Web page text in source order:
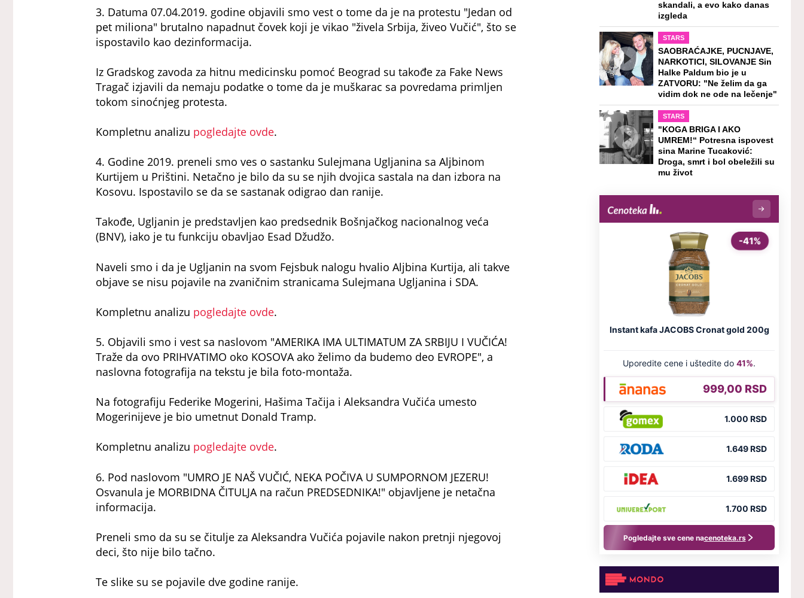
3. Datuma 07.04.2019. godine objavili smo vest o tome da je na protestu "Jedan od
pet miliona" brutalno napadnut čovek koji je vikao "živela Srbija, živeo Vučić", što se
ispostavilo kao dezinformacija.
Iz Gradskog zavoda za hitnu medicinsku pomoć Beograd su takođe za Fake News
Tragač izjavili da nemaju podatke o tome da je muškarac sa povredama primljen
tokom sinoćnjeg protesta.
Kompletnu analizu pogledajte ovde.
4. Godine 2019. preneli smo ves o sastanku Sulejmana Ugljanina sa Aljbinom
Kurtijem u Prištini. Netačno je bilo da su se njih dvojica sastala na dan izbora na
Kosovu. Ispostavilo se da se sastanak odigrao dan ranije.
Takođe, Ugljanin je predstavljen kao predsednik Bošnjačkog nacionalnog veća
(BNV), iako je tu funkciju obavljao Esad Džudžo.
Naveli smo i da je Ugljanin na svom Fejsbuk nalogu hvalio Aljbina Kurtija, ali takve
objave se nisu pojavile na zvaničnim stranicama Sulejmana Ugljanina i SDA.
Kompletnu analizu pogledajte ovde.
5. Objavili smo i vest sa naslovom "AMERIKA IMA ULTIMATUM ZA SRBIJU I VUČIĆA!
Traže da ovo PRIHVATIMO oko KOSOVA ako želimo da budemo deo EVROPE", a
naslovna fotografija na tekstu je bila foto-montaža.
Na fotografiju Federike Mogerini, Hašima Tačija i Aleksandra Vučića umesto
Mogerinijeve je bio umetnut Donald Tramp.
Kompletnu analizu pogledajte ovde.
6. Pod naslovom "UMRO JE NAŠ VUČIĆ, NEKA POČIVA U SUMPORNOM JEZERU!
Osvanula je MORBIDNA ČITULJA na račun PREDSEDNIKA!" objavljene je netačna
informacija.
Preneli smo da su se čitulje za Aleksandra Vučića pojavile nakon pretnji njegovoj
deci, što nije bilo tačno.
Te slike su se pojavile dve godine ranije.
skandali, a evo kako danas
izgleda
STARS
SAOBRAĆAJKE, PUCNJAVE,
NARKOTICI, SILOVANJE Sin
Halke Paldum bio je u
ZATVORU: "Ne želim da ga
vidim dok ne ode na lečenje"
STARS
"KOGA BRIGA I AKO
UMREM!“ Potresna ispovest
sina Marine Tucaković:
Droga, smrt i bol obeležili su
mu život